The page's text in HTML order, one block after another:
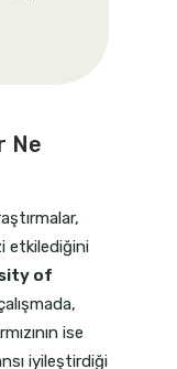
Ne
etkilediğini
of
ise
iyileştirdiği